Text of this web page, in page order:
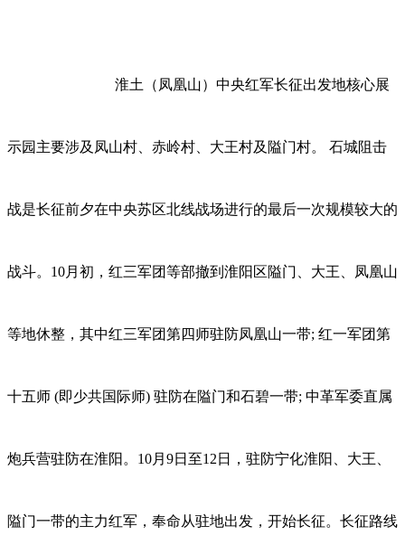
淮土（凤凰山）中央红军长征出发地核心展
示园主要涉及凤山村、赤岭村、大王村及隘门村。 石城阻击
战是长征前夕在中央苏区北线战场进行的最后一次规模较大的
战斗。10月初，红三军团等部撤到淮阳区隘门、大王、凤凰山
等地休整，其中红三军团第四师驻防凤凰山一带; 红一军团第
十五师 (即少共国际师) 驻防在隘门和石碧一带; 中革军委直属
炮兵营驻防在淮阳。10月9日至12日，驻防宁化淮阳、大王、
隘门一带的主力红军，奉命从驻地出发，开始长征。长征路线